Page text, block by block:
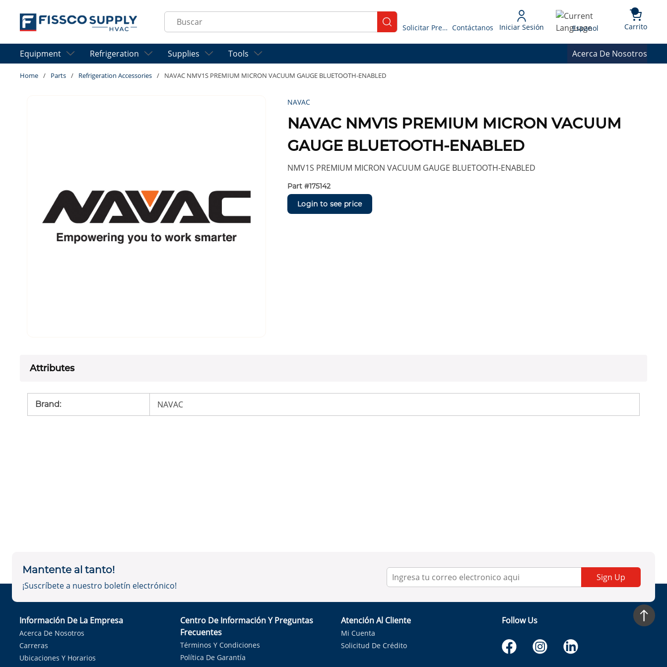
Skip to main content
Site Search
submit search
Solicitar Presupuesto Contáctanos Iniciar Sesión Language
Espanol Carrito{0}
Equipment Refrigeration Supplies Tools Acerca De Nosotros
Home / Parts / Refrigeration Accessories / NAVAC NMV1S PREMIUM MICRON VACUUM GAUGE BLUETOOTH-ENABLED
NAVAC
NAVAC NMV1S PREMIUM MICRON VACUUM
GAUGE BLUETOOTH-ENABLED
NMV1S PREMIUM MICRON VACUUM GAUGE BLUETOOTH-ENABLED
Part #175142
Login to see price
Attributes
Brand: NAVAC
Mantente al tanto!
¡Suscríbete a nuestro boletín electrónico!
Sign Up
Información De La Empresa
Acerca De Nosotros
Carreras
Ubicaciones Y Horarios
Centro De Información Y Preguntas
Frecuentes
Términos Y Condiciones
Política De Garantía
Atención Al Cliente
Mi Cuenta
Solicitud De Crédito
Follow Us